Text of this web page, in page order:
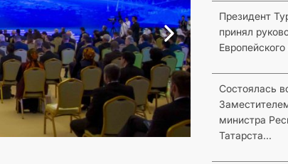
УСЛУГИ
ДАННЫЕ
Президент
принял
Состоялась
министра
Татарста...